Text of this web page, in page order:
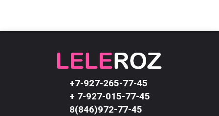
+7-927-265-77-45
+ 7-927-015-77-45
8(846)972-77-45